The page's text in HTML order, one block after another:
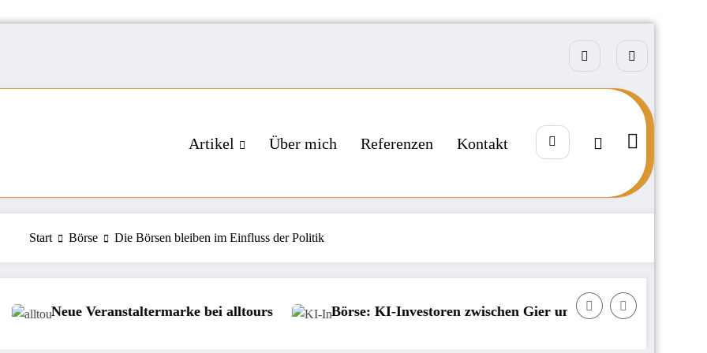
Artikel Über mich Referenzen Kontakt
Start Börse Die Börsen bleiben im Einfluss der Politik
bei alltours Börse: KI-Investoren zwischen Gier und Angst Badija – kroatisches Kleinod